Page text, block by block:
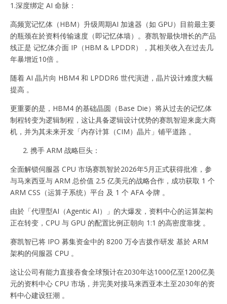
1.深度绑定 AI 命脉：
高频宽记忆体（HBM）升级周期AI 加速器（如 GPU）目前最主要
的瓶颈在於资料传输速度（即记忆体墙）。赛凯智最快增长的产品
线正是 记忆体介面 IP（HBM & LPDDR），其相关收入在过去几
年暴增近10倍 。
随着 AI 晶片向 HBM4 和 LPDDR6 世代演进，晶片设计难度大幅
提高 。
更重要的是，HBM4 的基础晶圆（Base Die）将从过去的记忆体
制程转变为逻辑制程，这让具备逻辑设计优势的赛凯智迎来庞大商
机，并为其未来开发「内存计算（CIM）晶片」铺平道路 。
携手 ARM 战略巨头：
全面解锁伺服器 CPU 市场赛凯智於2026年5月正式获得批准，参
与马来西亚与 ARM 总价值 2.5 亿美元的战略合作，成功获取 1 个
ARM CSS（运算子系统）平台 及 1 个 AFA 令牌 。
由於「代理型AI（Agentic AI）」的大爆发，资料中心的运算架构
正在转变，CPU 与 GPU 的配置比例正朝向 1:1 的高密度靠拢 。
赛凯智已将 IPO 募集资金中的 8200 万令吉拨作研发 基於 ARM
架构的伺服器 CPU 。
这让公司有能力直接吞食全球预计在2030年达1000亿至1200亿美
元的资料中心 CPU 市场，并完美对接马来西亚本土至2030年的资
料中心建设狂潮 。